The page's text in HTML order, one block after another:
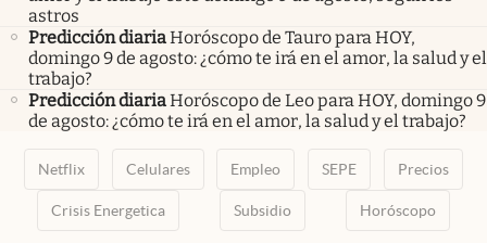
astros
Predicción diariaHoróscopo de Tauro para HOY,
domingo 9 de agosto: ¿cómo te irá en el amor, la salud y el
trabajo?
Predicción diariaHoróscopo de Leo para HOY, domingo 9
de agosto: ¿cómo te irá en el amor, la salud y el trabajo?
Netflix Celulares Empleo SEPE Precios
Crisis Energetica Subsidio Horóscopo